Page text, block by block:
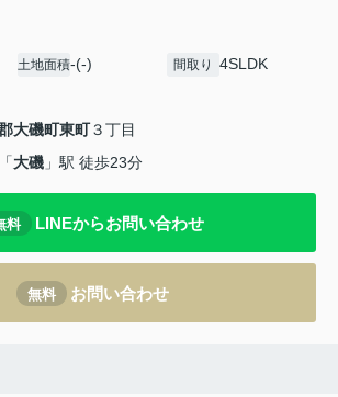
土地面積-(-) 間取り 4SLDK
大磯町東町３丁目
「大磯 」駅 徒歩23分
料 LINEからお問い合わせ
無料 お問い合わせ